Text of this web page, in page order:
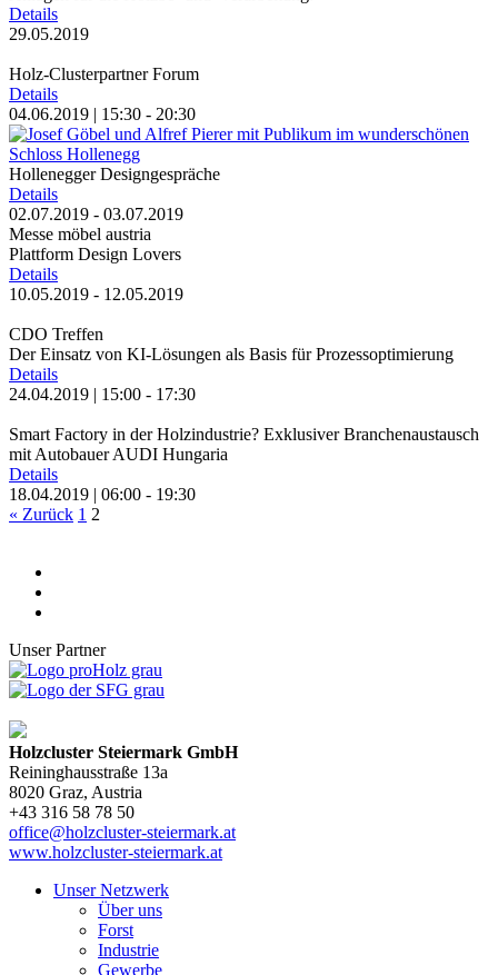
Details
29.05.2019
Holz-Clusterpartner Forum
Details
04.06.2019 | 15:30 - 20:30
Hollenegger Designgespräche
Details
02.07.2019 - 03.07.2019
Messe möbel austria
Plattform Design Lovers
Details
10.05.2019 - 12.05.2019
CDO Treffen
Der Einsatz von KI-Lösungen als Basis für Prozessoptimierung
Details
24.04.2019 | 15:00 - 17:30
Smart Factory in der Holzindustrie? Exklusiver Branchenaustausch
mit Autobauer AUDI Hungaria
Details
18.04.2019 | 06:00 - 19:30
« Zurück 1 2
Unser Partner
Holzcluster Steiermark GmbH
Reininghausstraße 13a
8020 Graz, Austria
+43 316 58 78 50
office@holzcluster-steiermark.at
www.holzcluster-steiermark.at
Unser Netzwerk
Über uns
Forst
Industrie
Gewerbe